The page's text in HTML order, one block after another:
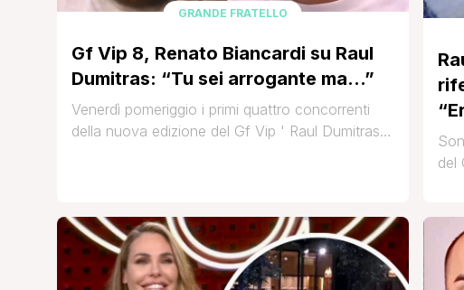
GRANDE FRATELLO
Gf Vip 8, Renato Biancardi su Raul
Dumitras: “Tu sei arrogante ma…”
Venerdì pomeriggio i primi quattro concorrenti
della nuova edizione del Gf Vip ' Raul Dumitras,
meglio, ma anche pareri sui loro futuri coinquilini.
Renato, ad esempio ha posto agli altri gieffini [']
del